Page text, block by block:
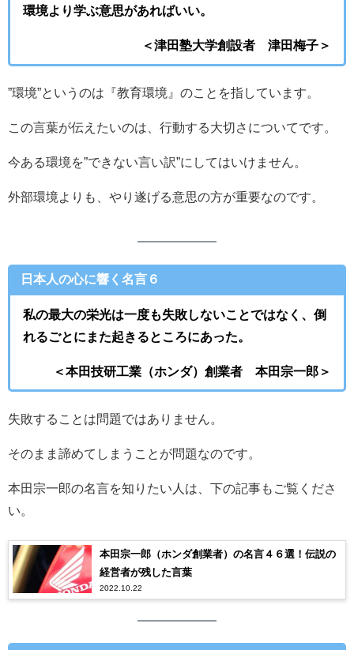
環境より学ぶ意思があればいい。
＜津田塾大学創設者 津田梅子＞
”環境”というのは『教育環境』のことを指しています。
この言葉が伝えたいのは、行動する大切さについてです。
今ある環境を”できない言い訳”にしてはいけません。
外部環境よりも、やり遂げる意思の方が重要なのです。
日本人の心に響く名言６
私の最大の栄光は一度も失敗しないことではなく、倒
れるごとにまた起きるところにあった。
＜本田技研工業（ホンダ）創業者 本田宗一郎＞
失敗することは問題ではありません。
そのまま諦めてしまうことが問題なのです。
本田宗一郎の名言を知りたい人は、下の記事もご覧くださ
い。
本田宗一郎（ホンダ創業者）の名言４６選！伝説の
経営者が残した言葉
2022.10.22